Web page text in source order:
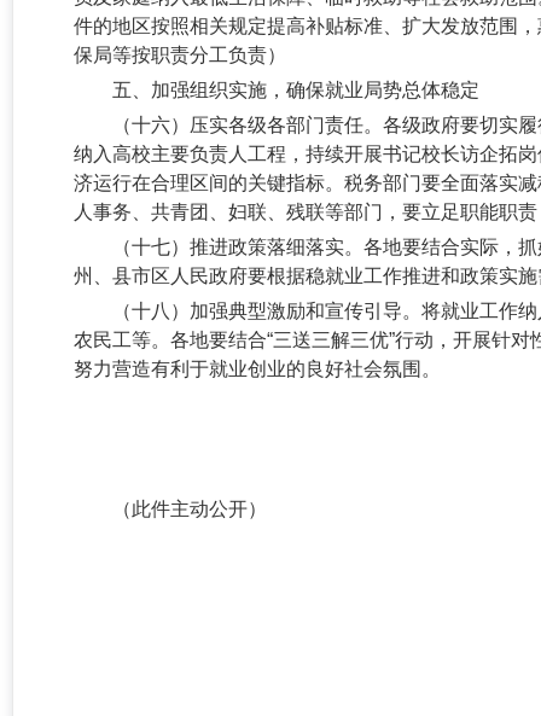
件的地区按照相关规定提高补贴标准、扩大发放范围
保局等按职责分工负责）
五、加强组织实施，确保就业局势总体稳定
（十六）压实各级各部门责任。 各级政府要切实
纳入高校主要负责人工程，持续开展书记校长访企拓
济运行在合理区间的关键指标。税务部门要全面落实
人事务、共青团、妇联、残联等部门，要立足职能职
（十七）推进政策落细落实。 各地要结合实际，
州、县市区人民政府要根据稳就业工作推进和政策实
（十八）加强典型激励和宣传引导。 将就业工作
农民工等。各地要结合“三送三解三优”行动，开展针
努力营造有利于就业创业的良好社会氛围。
（此件主动公开）